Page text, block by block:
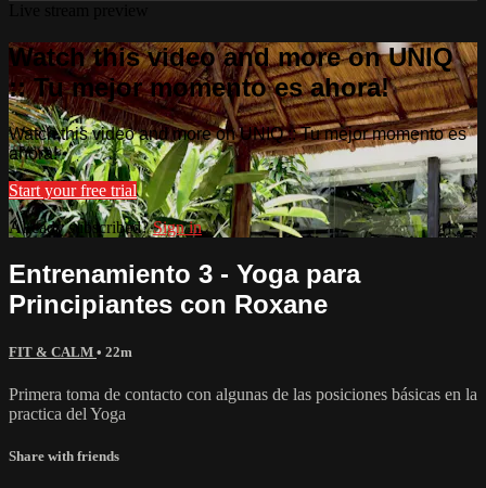
Watch this video and more on UNIQ
:: Tu mejor momento es ahora!
Watch this video and more on UNIQ :: Tu mejor momento es
ahora!
Start your free trial
Already subscribed?Sign in
Entrenamiento 3 - Yoga para
Principiantes con Roxane
FIT & CALM • 22m
Primera toma de contacto con algunas de las posiciones básicas en la
practica del Yoga
Share with friends